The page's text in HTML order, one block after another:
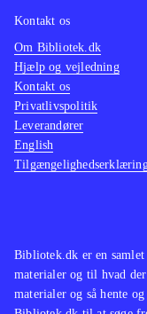
Bibliotek.dk er en
materialer og til hvad
materialer og så hente
Kontakt os
Om Bibliotek.dk
Hjælp og vejledning
Kontakt os
Privatlivspolitik
Leverandører
English